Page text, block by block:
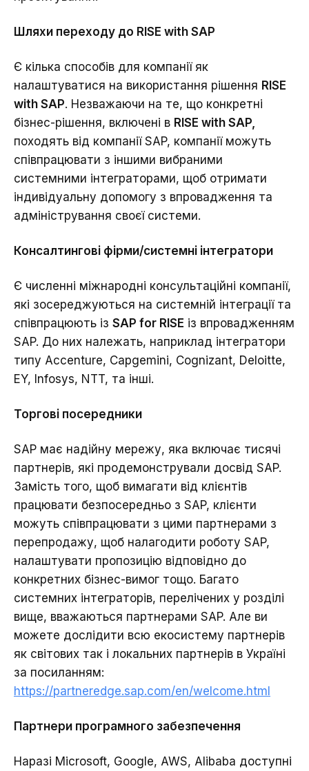
Шляхи переходу до RISE with SAP
Є кілька способів для компанії як
налаштуватися на використання рішення RISE
with SAP. Незважаючи на те, що конкретні
бізнес-рішення, включені в RISE with SAP,
походять від компанії SAP, компанії можуть
співпрацювати з іншими вибраними
системними інтеграторами, щоб отримати
індивідуальну допомогу з впровадження та
адміністрування своєї системи.
Консалтингові фірми/системні інтегратори
Є численні міжнародні консультаційні компанії,
які зосереджуються на системній інтеграції та
співпрацюють із SAP for RISE із впровадженням
SAP. До них належать, наприклад інтегратори
типу Accenture, Capgemini, Cognizant, Deloitte,
EY, Infosys, NTT, та інші.
Торгові посередники
SAP має надійну мережу, яка включає тисячі
партнерів, які продемонстрували досвід SAP.
Замість того, щоб вимагати від клієнтів
працювати безпосередньо з SAP, клієнти
можуть співпрацювати з цими партнерами з
перепродажу, щоб налагодити роботу SAP,
налаштувати пропозицію відповідно до
конкретних бізнес-вимог тощо. Багато
системних інтеграторів, перелічених у розділі
вище, вважаються партнерами SAP. Але ви
можете дослідити всю екосистему партнерів
як світових так і локальних партнерів в Україні
за посиланням:
https://partneredge.sap.com/en/welcome.html
Партнери програмного забезпечення
Наразі Microsoft, Google, AWS, Alibaba доступні